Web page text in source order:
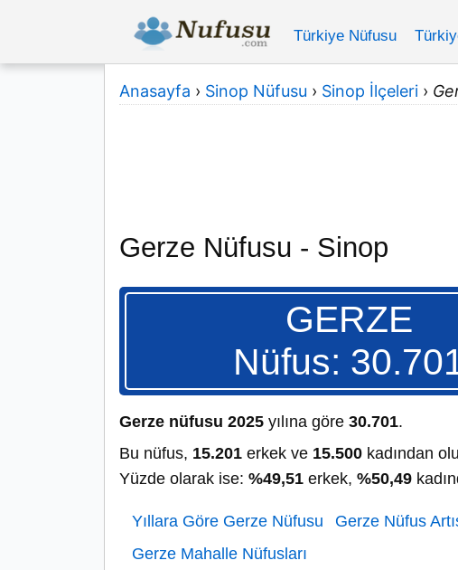
Türkiye Nüfusu
Anasayfa › Sinop Nüfusu › Sinop İlçeleri ›
Gerze Nüfusu - Sinop
GERZE
Nüfus:
Gerze nüfusu 2025 yılına göre 30.701.
Bu nüfus, 15.201 erkek ve 15.500 kadından
Yüzde olarak ise: %49,51 erkek, %50,49
Yıllara Göre Gerze Nüfusu
Gerze Nüfus
Gerze Mahalle Nüfusları